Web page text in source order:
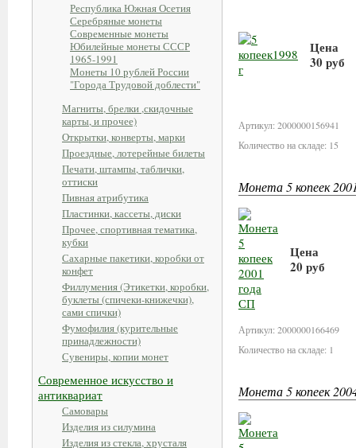
Республика Южная Осетия
Серебряные монеты
Современные монеты
Юбилейные монеты СССР
1965-1991
Монеты 10 рублей России
"Города Трудовой доблести"
Магниты, брелки ,скидочные
карты, и прочее)
Открытки, конверты, марки
Проездные, лотерейные билеты
Печати, штампы, таблички,
оттиски
Пивная атрибутика
Пластинки, кассеты, диски
Прочее, спортивная тематика,
кубки
Сахарные пакетики, коробки от
конфет
Филлумения (Этикетки, коробки,
буклеты (спичеки-книжечки),
сами спички)
Фумофилия (курительные
принадлежности)
Сувениры, копии монет
Современное искусство и
антиквариат
Самовары
Изделия из силумина
Изделия из стекла, хрусталя
Цена
30 руб
Артикул: 2000000156941
Количество на складе: 15
Монета 5 копеек
Цена
20 руб
Артикул: 2000000166469
Количество на складе: 1
Монета 5 копеек